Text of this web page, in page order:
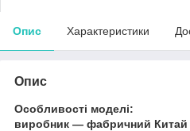
Опис Характеристики
Опис
Особливості моделі:
виробник — фабричний Китай